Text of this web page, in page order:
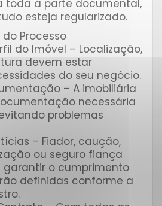
toda a parte documental,
esteja regularizado.
Processo
do Imóvel – Localização,
devem estar
do seu negócio.
– A imobiliária
necessária
problemas
– Fiador, caução,
ou seguro fiança
garantir o cumprimento
definidas conforme a